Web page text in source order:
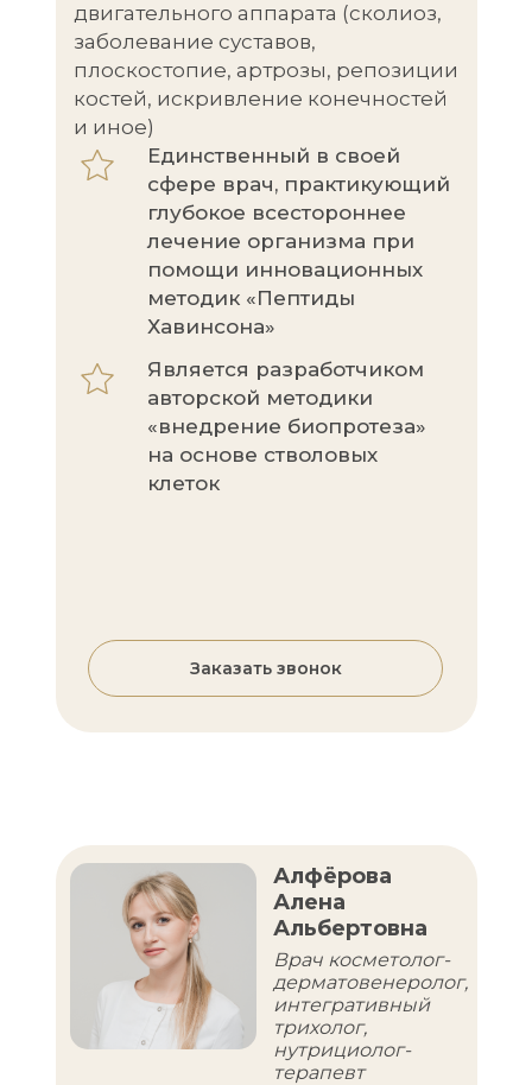
двигательного аппарата (сколиоз,
заболевание суставов,
плоскостопие, артрозы, репозиции
костей, искривление конечностей
и иное)
Единственный в своей
сфере врач, практикующий
глубокое всестороннее
лечение организма при
помощи инновационных
методик «Пептиды
Хавинсона»
Заказать звонок
Является разработчиком
авторской методики
«внедрение биопротеза»
на основе стволовых
клеток
Алфёрова
Алена
Альбертовна
Врач косметолог-
дерматовенеролог,
интегративный
трихолог,
нутрициолог-
терапевт